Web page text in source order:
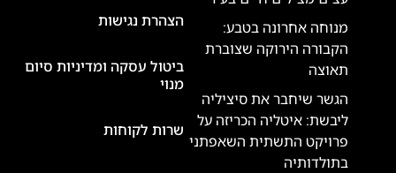
מנוחה אחרונה בטבע:
הקבורה הירוקה שצוברת
תאוצה
הגשר שיחבר את סיציליה
ליבשת: איטליה הכריזה על
פרויקט התשתית השאפתני
בתולדותיה
הצהרת נגישות
ביטול עסקה ומדיניות סיום
מנוי
שרות לקוחות